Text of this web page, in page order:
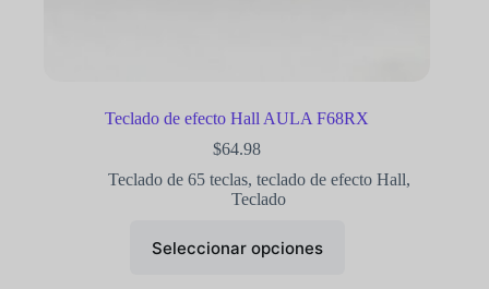
Teclado de efecto Hall AULA F68RX
$64.98
Teclado de 65 teclas, teclado de efecto Hall,
Teclado
Seleccionar opciones